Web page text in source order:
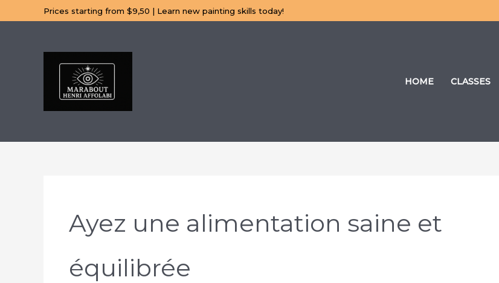
au
Prices starting from $9,50 | Learn new painting skills today!
HOME CLASSES
Ayez une alimentation saine et
équilibrée